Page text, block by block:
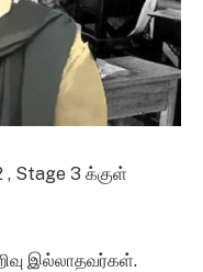
Stage 3 க்குள்
இல்லாதவர்கள்.